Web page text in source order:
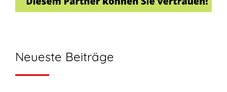
Neueste Beiträge